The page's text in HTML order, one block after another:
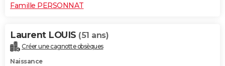
Famille PERSONNAT
Laurent LOUIS (51 ans)
Créer une cagnotte obsèques
Naissance